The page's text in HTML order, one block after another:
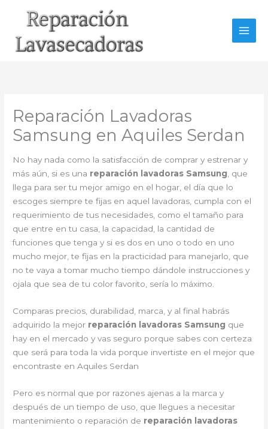
Reparación Lavadoras
Samsung en Aquiles Serdan
No hay nada como la satisfacción de comprar y estrenar y
más aún, si es una reparación lavadoras Samsung, que
llega para ser tu mejor amigo en el hogar, el día que lo
escoges siempre te fijas en aquel lavadoras, cumpla con el
requerimiento de tus necesidades, como el tamaño para
que entre en tu casa, la capacidad, la cantidad de
funciones que tenga y si es dos en uno o todo en uno
mucho mejor, te fijas en la practicidad para manejarlo, que
no te vaya a tomar mucho tiempo dándole instrucciones y
ojala que sea de tu color favorito, sería lo máximo.
Comparas precios, durabilidad, marca, y al final habrás
adquirido la mejor reparación lavadoras Samsung que
hay en el mercado y vas seguro porque sabes con certeza
que será para toda la vida porque invertiste en el mejor que
encontraste en Aquiles Serdan
Pero es normal que por razones ajenas a la marca y
después de un tiempo de uso, que llegues a necesitar
mantenimiento o reparación de reparación lavadoras